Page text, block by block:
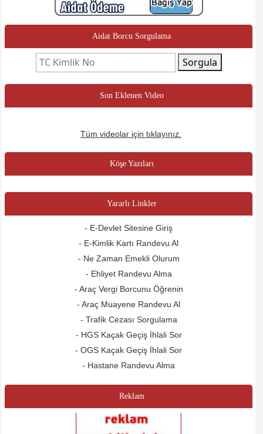
Aidat Borcu Sorgulama
Sorgula
Son Eklenen Video
Tüm videolar için tıklayınız.
Köşe Yazıları
Yararlı Linkler
- E-Devlet Sitesine Giriş
- E-Kimlik Kartı Randevu Al
- Ne Zaman Emekli Olurum
- Ehliyet Randevu Alma
- Araç Vergi Borcunu Öğrenin
- Araç Muayene Randevu Al
- Trafik Cezası Sorgulama
- HGS Kaçak Geçiş İhlali Sor
- OGS Kaçak Geçiş İhlali Sor
- Hastane Randevu Alma
Reklam